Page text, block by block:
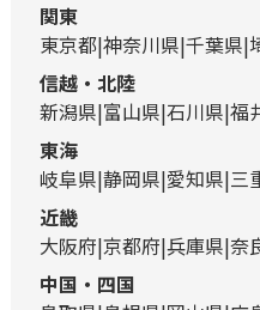
関東
東京都 神奈川県 千葉県
信越・北陸
新潟県 富山県 石川県 福
東海
岐阜県 静岡県 愛知県 三
近畿
大阪府 京都府 兵庫県 奈
中国・四国